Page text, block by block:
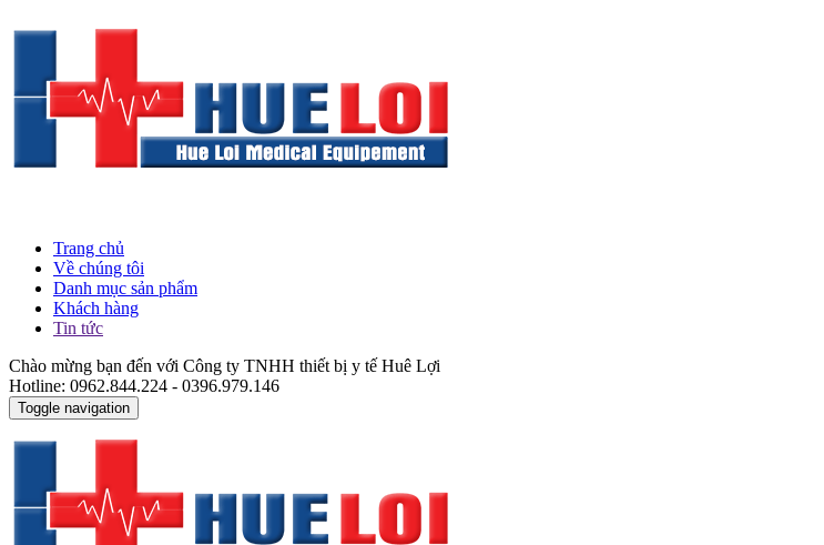
Trang chủ
Về chúng tôi
Danh mục sản phẩm
Khách hàng
Tin tức
Chào mừng bạn đến với Công ty TNHH thiết bị y tế Huê Lợi
Hotline: 0962.844.224 - 0396.979.146
Toggle navigation